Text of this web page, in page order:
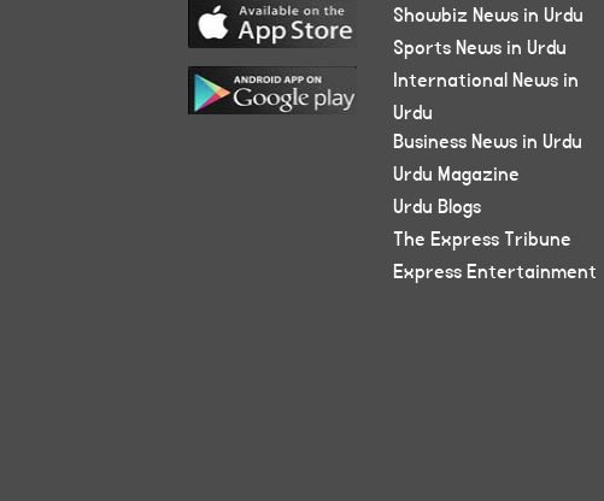
Showbiz News in Urdu
Sports News in Urdu
International News in
Urdu
Business News in Urdu
Urdu Magazine
Urdu Blogs
The Express Tribune
Express Entertainment